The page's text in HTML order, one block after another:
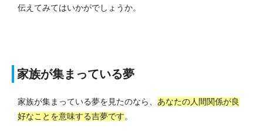
伝えてみてはいかがでしょうか。
家族が集まっている夢
家族が集まっている夢を見たのなら、 あなたの人間関係が良
好なことを意味する吉夢です。